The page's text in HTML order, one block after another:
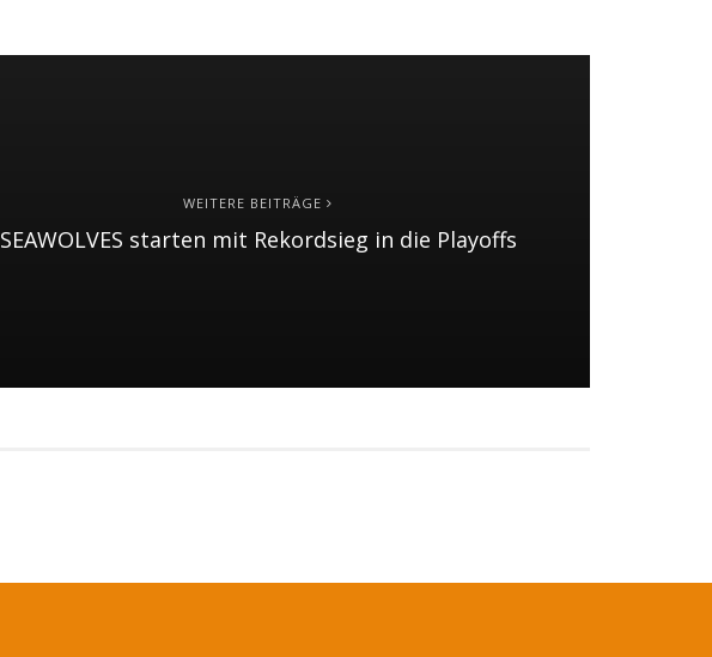
WEITERE BEITRÄGE
SEAWOLVES starten mit Rekordsieg in die Playoffs